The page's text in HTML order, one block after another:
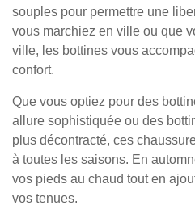
souples pour permettre une
vous marchiez en ville ou que
ville, les bottines vous
confort.
Que vous optiez pour des
allure sophistiquée ou des
plus décontracté, ces
à toutes les saisons. En
vos pieds au chaud tout en
vos tenues.